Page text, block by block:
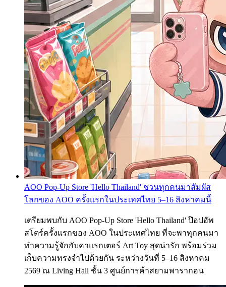
AOO Pop-Up Store 'Hello Thailand' ชวนทุกคนมาสัมผัส
โลกของ AOO ครั้งแรกในประเทศไทย 5–16 สิงหาคมนี้
เตรียมพบกับ AOO Pop-Up Store 'Hello Thailand' ป๊อปอัพ
สโตร์ครั้งแรกของ AOO ในประเทศไทย ที่จะพาทุกคนมา
ทำความรู้จักกับคาแรกเตอร์ Art Toy สุดน่ารัก พร้อมร่วม
เก็บความทรงจำไปด้วยกัน ระหว่างวันที่ 5–16 สิงหาคม
2569 ณ Living Hall ชั้น 3 ศูนย์การค้าสยามพารากอน